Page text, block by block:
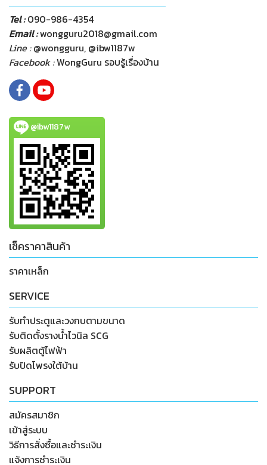
Tel :090-986-4354
Email :wongguru2018@gmail.com
Line :@wongguru, @ibw1187w
Facebook :WongGuru รอบรู้เรื่องบ้าน
@ibw1187w
เช็คราคาสินค้า
ราคาเหล็ก
SERVICE
รับทำประตูและวงกบตามขนาด
รับติดตั้งรางน้ำไวนิล SCG
รับผลิตตู้ไฟฟ้า
รับปิดโพรงใต้บ้าน
SUPPORT
สมัครสมาชิก
เข้าสู่ระบบ
วิธีการสั่งซื้อและชำระเงิน
แจ้งการชำระเงิน